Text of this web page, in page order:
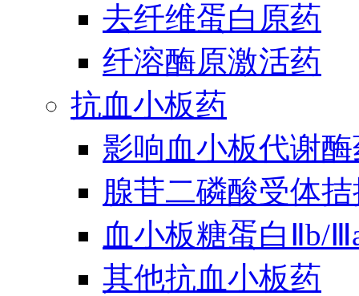
去纤维蛋白原药
纤溶酶原激活药
抗血小板药
影响血小板代谢
腺苷二磷酸受体
血小板糖蛋白Ⅱb/
其他抗血小板药